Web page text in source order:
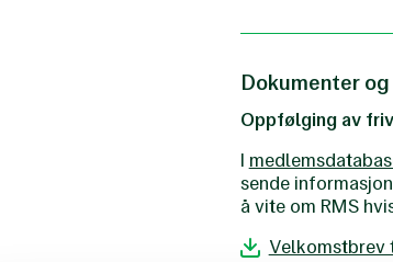
Dokumenter
Oppfølging av
I
sende
å vite om RMS